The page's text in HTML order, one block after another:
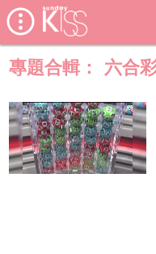
專題合輯： 六合